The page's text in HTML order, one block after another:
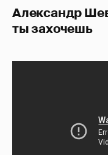
Александр
ты захочешь